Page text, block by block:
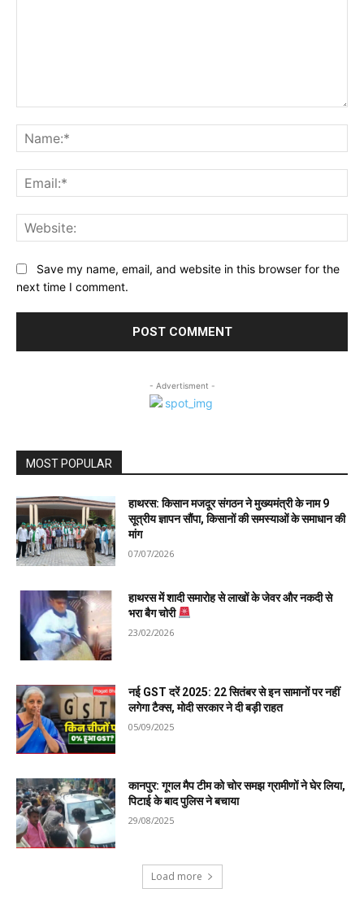
Save my name, email, and website in this browser for the
next time I comment.
- Advertisment -
MOST POPULAR
हाथरस: किसान मजदूर संगठन ने मुख्यमंत्री के नाम 9
सूत्रीय ज्ञापन सौंपा, किसानों की समस्याओं के समाधान की
मांग
07/07/2026
हाथरस में शादी समारोह से लाखों के जेवर और नकदी से
भरा बैग चोरी
23/02/2026
नई GST दरें 2025: 22 सितंबर से इन सामानों पर नहीं
लगेगा टैक्स, मोदी सरकार ने दी बड़ी राहत
05/09/2025
कानपुर: गूगल मैप टीम को चोर समझ ग्रामीणों ने घेर लिया,
पिटाई के बाद पुलिस ने बचाया
29/08/2025
Load more